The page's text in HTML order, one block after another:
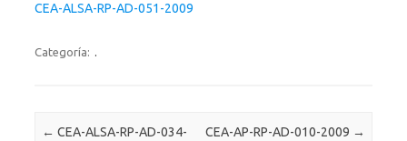
CEA-ALSA-RP-AD-051-2009
Categoría:
Post navigation
← CEA-ALSA-RP-AD-034-
CEA-AP-RP-AD-010-2009 →